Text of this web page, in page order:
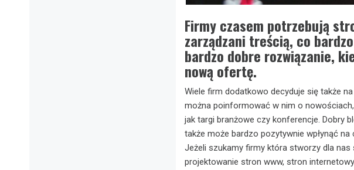
Firmy czasem potrzebują
zarządzani treścią, co
bardzo dobre rozwiązanie,
nową ofertę.
Wiele firm dodatkowo decyduje się także
można poinformować w nim o
jak targi branżowe czy konferencje. Dobry
także może bardzo pozytywnie wpłynąć
Jeżeli szukamy firmy która stworzy dla
projektowanie stron www, stron